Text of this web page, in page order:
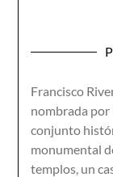
Francisco
nombrada por
conjunto
monumental
templos, un